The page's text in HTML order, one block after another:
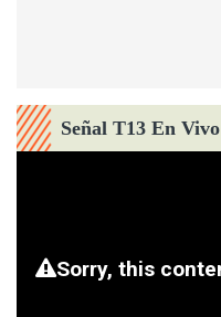
Señal T13 En Vivo